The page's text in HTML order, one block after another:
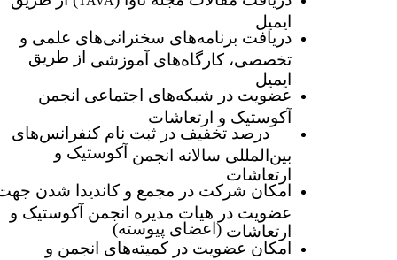
ایمیل
دریافت برنامه‌های سخنرانی‌های علمی و
تخصصی، کارگاه‌های آموزشی از طریق
ایمیل
عضویت در شبکه‌های اجتماعی انجمن
آکوستیک و ارتعاشات
۱۰ درصد تخفیف در ثبت نام کنفرانس‌های
بین‌المللی سالانه انجمنآکوستیک و
ارتعاشات
امکان شرکت در مجمع و کاندیدا شدن جهت
عضویت در هیات مدیره انجمن آکوستیک و
ارتعاشات(اعضای پیوسته)
امکان عضویت در کمیته‌های انجمن و